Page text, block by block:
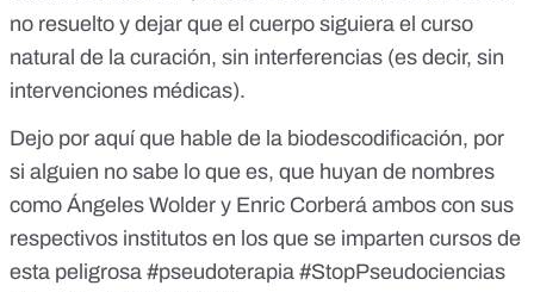
no resuelto y dejar que el cuerpo siguiera el curso
natural de la curación, sin interferencias (es decir, sin
intervenciones médicas).
Dejo por aquí que hable de la biodescodificación, por
si alguien no sabe lo que es, que huyan de nombres
como Ángeles Wolder y Enric Corberá ambos con sus
respectivos institutos en los que se imparten cursos de
esta peligrosa #pseudoterapia #StopPseudociencias